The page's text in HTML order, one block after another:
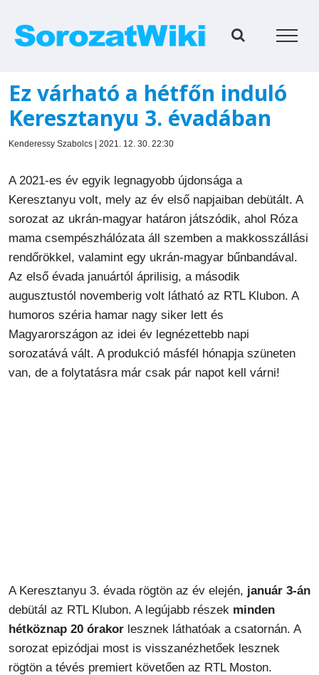
Ez várható a hétfőn induló
Keresztanyu 3. évadában
Kenderessy Szabolcs | 2021. 12. 30. 22:30
A 2021-es év egyik legnagyobb újdonsága a
Keresztanyu volt, mely az év első napjaiban debütált. A
sorozat az ukrán-magyar határon játszódik, ahol Róza
mama csempészhálózata áll szemben a makkosszállási
rendőrökkel, valamint egy ukrán-magyar bűnbandával.
Az első évada januártól áprilisig, a második
augusztustól novemberig volt látható az RTL Klubon. A
humoros széria hamar nagy siker lett és
Magyarországon az idei év legnézettebb napi
sorozatává vált. A produkció másfél hónapja szüneten
van, de a folytatásra már csak pár napot kell várni!
A Keresztanyu 3. évada rögtön az év elején, január 3-án
debütál az RTL Klubon. A legújabb részek minden
hétköznap 20 órakor lesznek láthatóak a csatornán. A
sorozat epizódjai most is visszanézhetőek lesznek
rögtön a tévés premiert követően az RTL Moston.